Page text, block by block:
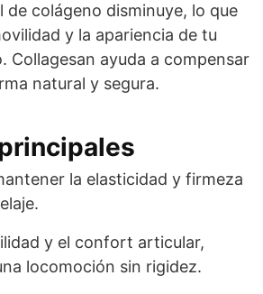
colágeno disminuye, lo que
y la apariencia de tu
Collagesan ayuda a compensar
natural y segura.
la elasticidad y firmeza
y el confort articular,
locomoción sin rigidez.